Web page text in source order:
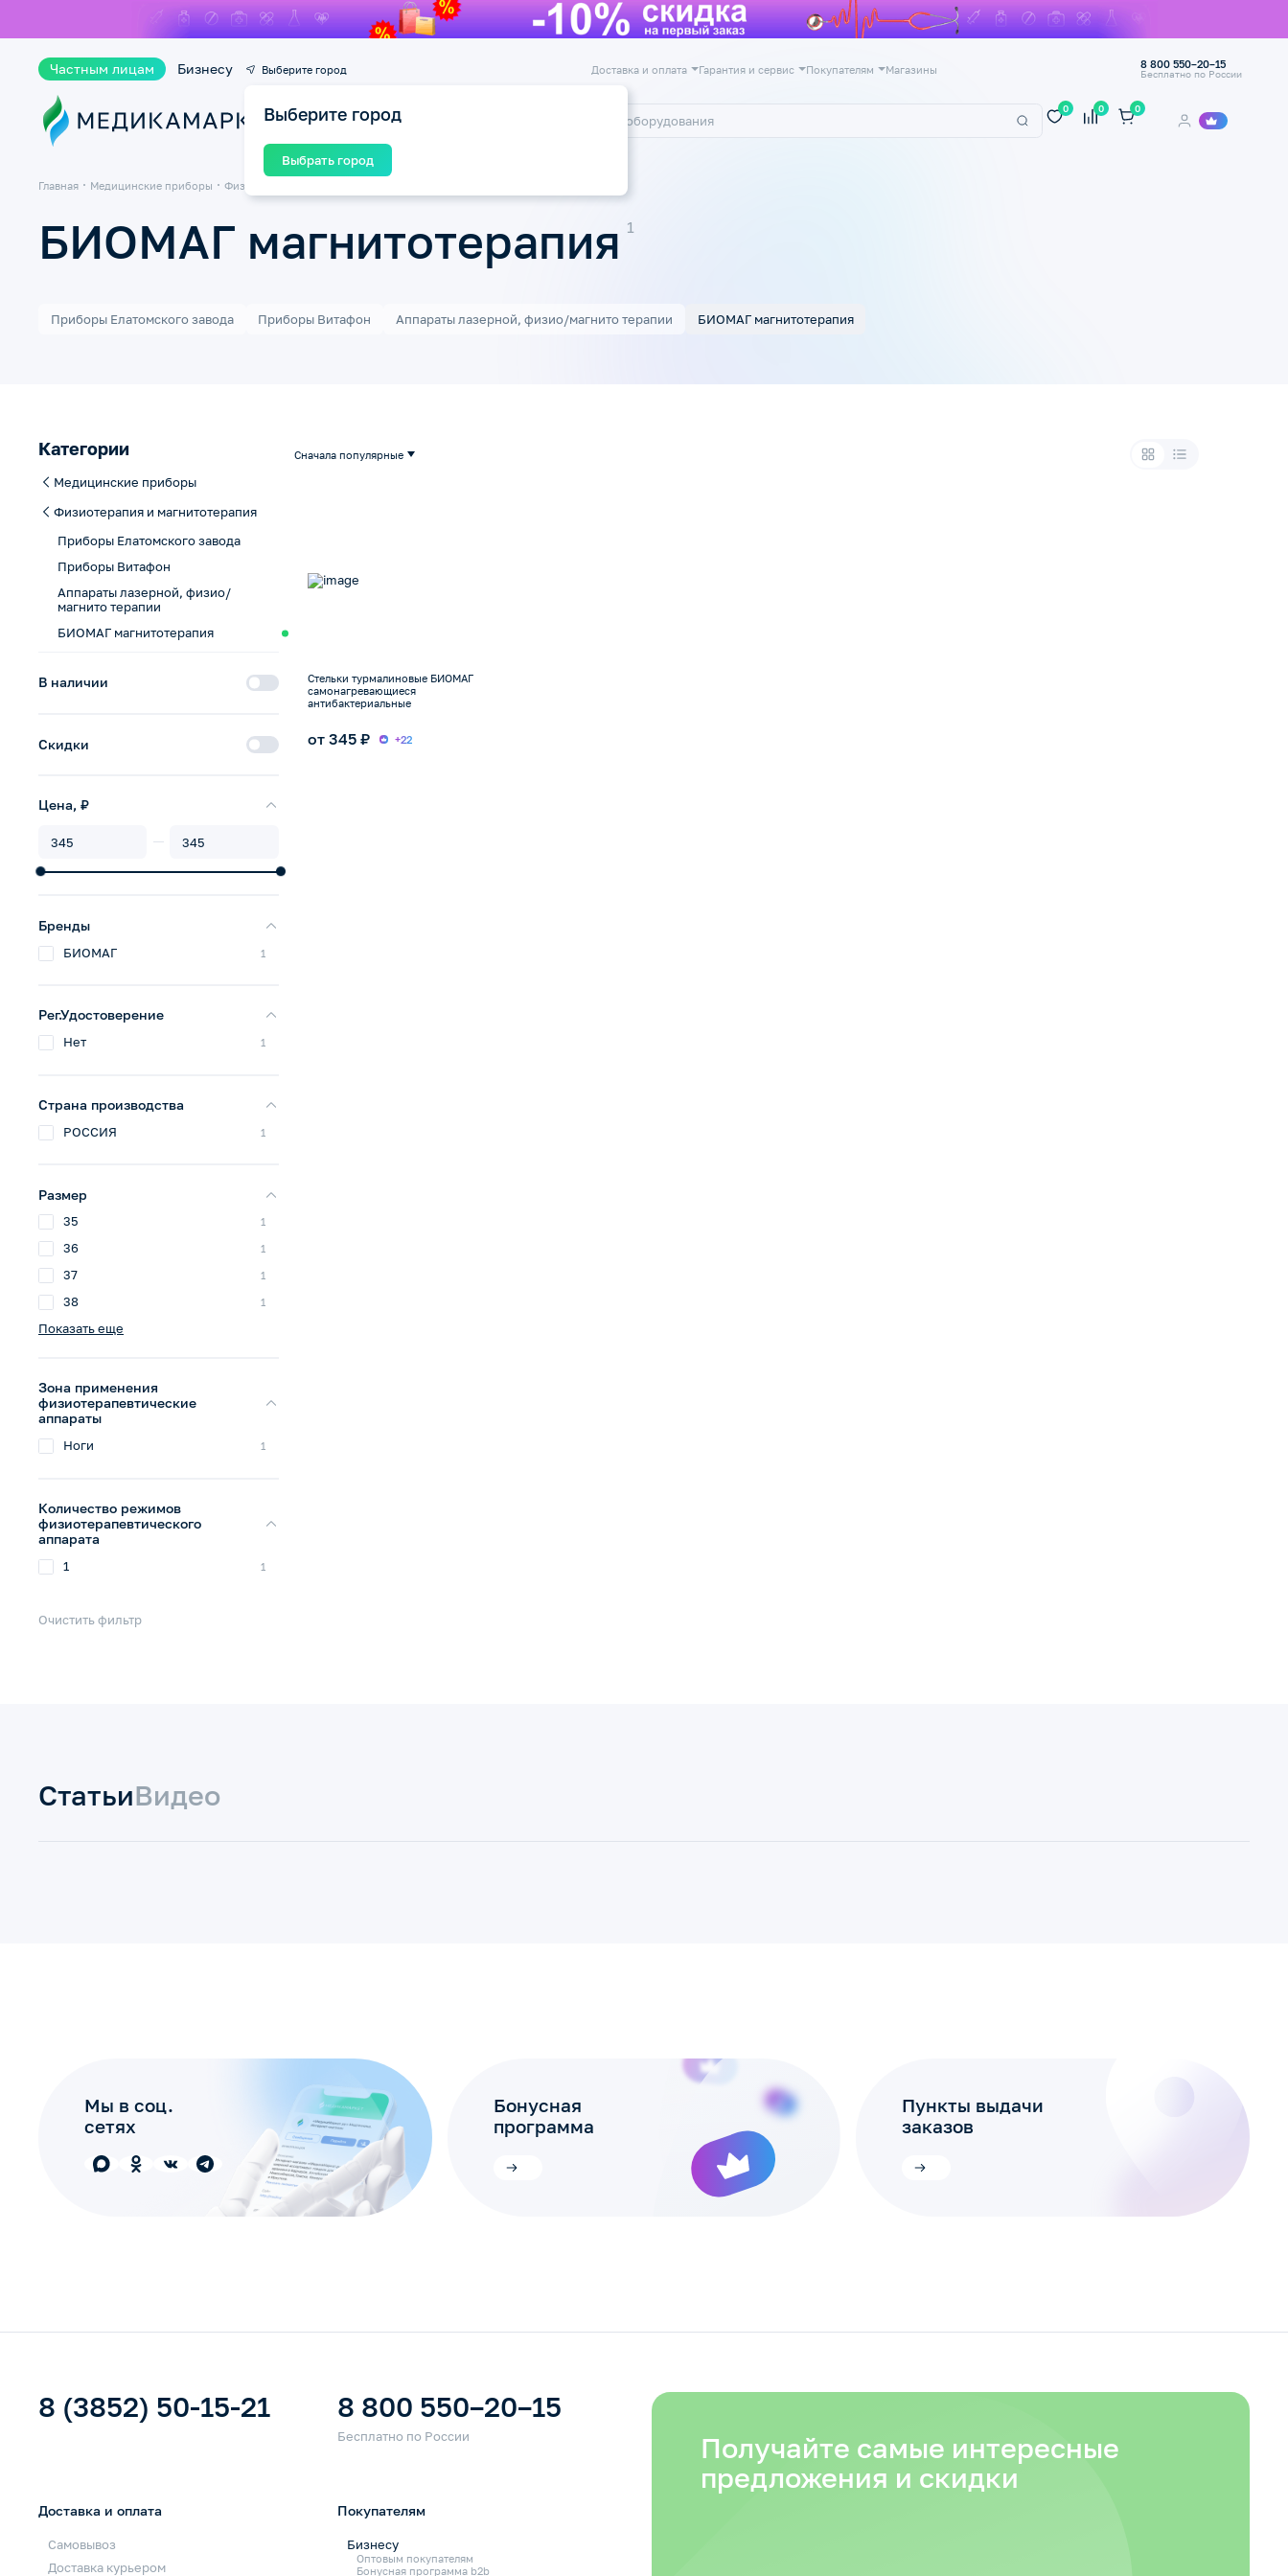
Частным лицам Бизнесу Выберите город
Выберите город
Выбрать город
Доставка и оплата Гарантия и сервис Покупателям Магазины 8 800 550–20–15
Бесплатно по России
Каталог
0 0 0
Главная Медицинские приборы Физиотерапия и магнитотерапия
БИОМАГ магнитотерапия
Приборы Елатомского завода Приборы Витафон Аппараты лазерной, физио/магнито терапии БИОМАГ магнитотерапия
Категории
Медицинские приборы
Физиотерапия и магнитотерапия
Приборы Елатомского завода
Приборы Витафон
Аппараты лазерной, физио/
магнито терапии
БИОМАГ магнитотерапия
В наличии
Скидки
Цена, ₽
Бренды
БИОМАГ 1
Рег.Удостоверение
Нет 1
Страна производства
РОССИЯ 1
Размер
35 1
36 1
37 1
38 1
Показать еще
Зона применения
физиотерапевтические
аппараты
Ноги 1
Количество режимов
физиотерапевтического
аппарата
1 1
Очистить фильтр
Сначала популярные
Cтельки турмалиновые БИОМАГ
самонагревающиеся
антибактериальные
от 345 ₽ +22
СтатьиВидео
Мы в соц.
сетях
Бонусная
программа
Пункты выдачи
заказов
8 (3852) 50-15-21 8 800 550–20–15
Доставка и оплата
Самовывоз
Доставка курьером
Покупателям
Бизнесу
Оптовым покупателям
Бонусная программа b2b
Получайте самые интересные
предложения и скидки